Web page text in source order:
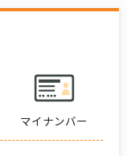
マイナンバー